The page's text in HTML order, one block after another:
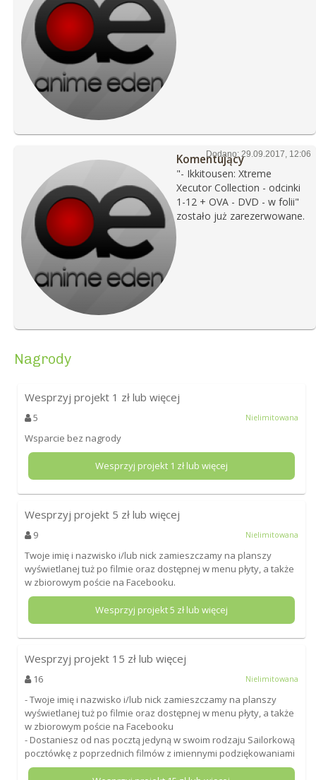
Dodano: 29.09.2017, 12:06
Komentujący
"- Ikkitousen: Xtreme
Xecutor Collection - odcinki
1-12 + OVA - DVD - w folii"
zostało już zarezerwowane.
Nagrody
Wesprzyj projekt 1 zł lub więcej
5 Nielimitowana
Wsparcie bez nagrody
Wesprzyj projekt 1 zł lub więcej
Wesprzyj projekt 5 zł lub więcej
9 Nielimitowana
Twoje imię i nazwisko i/lub nick zamieszczamy na planszy
wyświetlanej tuż po filmie oraz dostępnej w menu płyty, a także
w zbiorowym poście na Facebooku.
Wesprzyj projekt5 zł lub więcej
Wesprzyj projekt 15 zł lub więcej
16 Nielimitowana
- Twoje imię i nazwisko i/lub nick zamieszczamy na planszy
wyświetlanej tuż po filmie oraz dostępnej w menu płyty, a także
w zbiorowym poście na Facebooku
- Dostaniesz od nas pocztą jedyną w swoim rodzaju Sailorkową
pocztówkę z poprzednich filmów z imiennymi podziękowaniami